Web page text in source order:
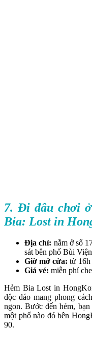
7. Đi đâu chơi
Bia: Lost in
Địa chỉ: nằm ở số
sát bên phố Bùi
Giờ mở cửa: từ 16h
Giá vé: miễn phí
Hẻm Bia Lost in
độc đáo mang phong
ngon. Bước đến hẻm,
một phố nào đó bên
90.